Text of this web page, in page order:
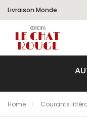
Livraison Monde
Home Courants